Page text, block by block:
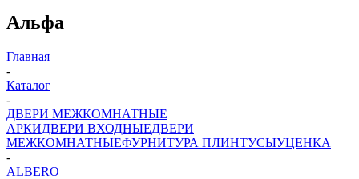
Альфа
Главная
-
Каталог
-
ДВЕРИ МЕЖКОМНАТНЫЕ
АРКИДВЕРИ ВХОДНЫЕДВЕРИ
МЕЖКОМНАТНЫЕФУРНИТУРА ПЛИНТУСЫУЦЕНКА
-
ALBERO